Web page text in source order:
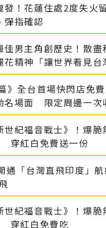
發！花蓮住處2度失
彈指確認
佳男主角創歷史！散盡
精神「讓世界看見台
》全台首場快閃店免
名場面 限定周邊一次
世紀福音戰士》！爆脆
穿紅白免費送一份
通「台灣直飛印度」
世紀福音戰士》！爆脆
穿紅白免費吃